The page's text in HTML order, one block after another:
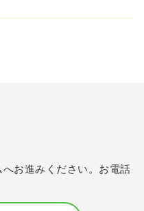
へお進みください。お電話